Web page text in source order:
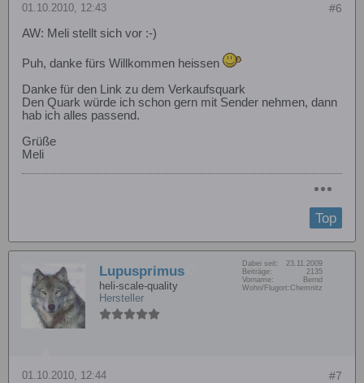
#6
01.10.2010, 12:43
AW: Meli stellt sich vor :-)
Puh, danke fürs Willkommen heissen
Danke für den Link zu dem Verkaufsquark
Den Quark würde ich schon gern mit Sender nehmen, dann
hab ich alles passend.
Grüße
Meli
Top
Lupusprimus
heli-scale-quality
Hersteller
Dabei seit:
23.11.2009
Beiträge:
2135
Vorname:
Bernd
Wohn/Flugort:Chemnitz
#7
01.10.2010, 12:44